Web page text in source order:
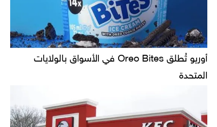
أوريو تُطلق Oreo Bites في الأسواق بالولايات
المتحدة